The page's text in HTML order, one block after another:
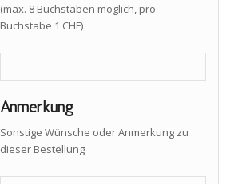
(max. 8 Buchstaben möglich, pro
Buchstabe 1 CHF)
Anmerkung
Sonstige Wünsche oder Anmerkung zu
dieser Bestellung